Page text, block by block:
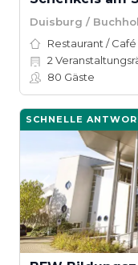
Duisburg /
Restaurant / Café
2
80 Gäste
SCHNELLE